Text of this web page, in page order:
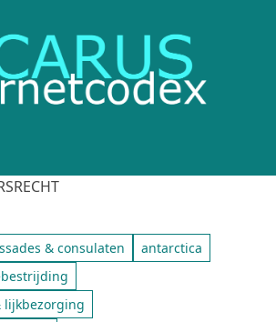
& consulaten
antarctica
lijkbezorging